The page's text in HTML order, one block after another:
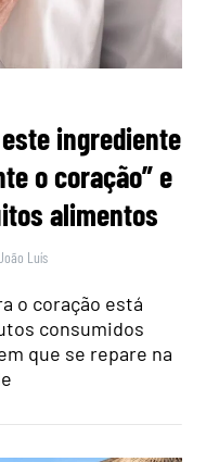
ingrediente
o coração” e
alimentos
Luís
o coração está
consumidos
que se repare na